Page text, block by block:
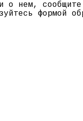
о нем,
формой